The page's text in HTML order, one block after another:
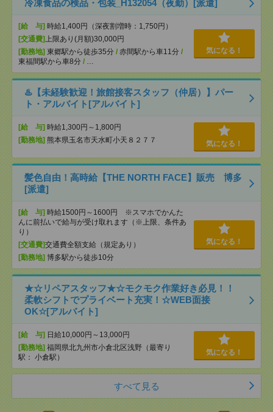
冷凍食品の検品・包装_H132054（夜勤）[派遣]
[給 与] 時給1,400円（深夜割増時：1,750円）
[交通費] 上限あり(月額)30,000円
[勤務地] 東郷駅から徒歩35分 / 赤間駅から車11分 /
東福間駅から車8分 / …
気になる！
♨️【未経験歓迎！旅館接客スタッフ（仲居）】パー
ト・アルバイト[アルバイト]
[給 与] 時給1,300円～1,800円
[勤務地] 熊本県玉名市天水町小天８２７７ 気になる！
髪色自由！高時給【THE NORTH FACE】販売 博多
[派遣]
[給 与] 時給1500円～1600円 ※スマホでかんた
んに前払いで給与が受け取れます（※上限、条件あ
り）
[交通費]交通費全額支給（規定あり）
[勤務地] 博多駅から徒歩10分
気になる！
★☆リペアスタッフ★☆モクモク作業好き必見！！
柔軟シフトでプライベート充実！☆WEB面接
OK☆[アルバイト]
[給 与] 日給10,000円～13,000円
[勤務地] 福岡県北九州市小倉北区浅野（最寄り
駅： 小倉駅）
気になる！
すべて見る